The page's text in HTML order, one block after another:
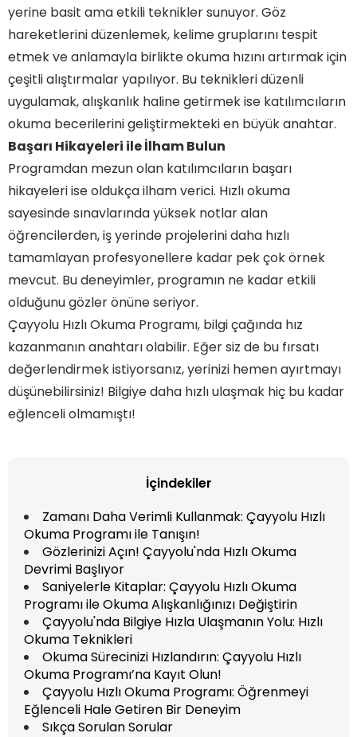
yerine basit ama etkili teknikler sunuyor. Göz
hareketlerini düzenlemek, kelime gruplarını tespit
etmek ve anlamayla birlikte okuma hızını artırmak için
çeşitli alıştırmalar yapılıyor. Bu teknikleri düzenli
uygulamak, alışkanlık haline getirmek ise katılımcıların
okuma becerilerini geliştirmekteki en büyük anahtar.
Başarı Hikayeleri ile İlham Bulun
Programdan mezun olan katılımcıların başarı
hikayeleri ise oldukça ilham verici. Hızlı okuma
sayesinde sınavlarında yüksek notlar alan
öğrencilerden, iş yerinde projelerini daha hızlı
tamamlayan profesyonellere kadar pek çok örnek
mevcut. Bu deneyimler, programın ne kadar etkili
olduğunu gözler önüne seriyor.
Çayyolu Hızlı Okuma Programı, bilgi çağında hız
kazanmanın anahtarı olabilir. Eğer siz de bu fırsatı
değerlendirmek istiyorsanız, yerinizi hemen ayırtmayı
düşünebilirsiniz! Bilgiye daha hızlı ulaşmak hiç bu kadar
eğlenceli olmamıştı!
İçindekiler
Zamanı Daha Verimli Kullanmak: Çayyolu Hızlı
Okuma Programı ile Tanışın!
Gözlerinizi Açın! Çayyolu'nda Hızlı Okuma
Devrimi Başlıyor
Saniyelerle Kitaplar: Çayyolu Hızlı Okuma
Programı ile Okuma Alışkanlığınızı Değiştirin
Çayyolu'nda Bilgiye Hızla Ulaşmanın Yolu: Hızlı
Okuma Teknikleri
Okuma Sürecinizi Hızlandırın: Çayyolu Hızlı
Okuma Programı’na Kayıt Olun!
Çayyolu Hızlı Okuma Programı: Öğrenmeyi
Eğlenceli Hale Getiren Bir Deneyim
Sıkça Sorulan Sorular